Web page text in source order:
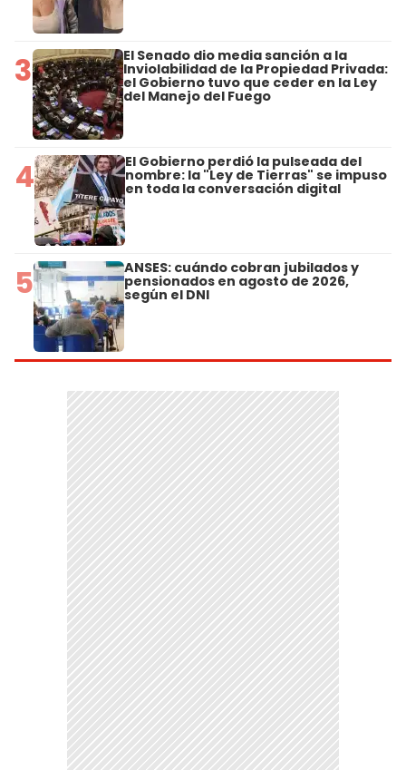
3 El Senado dio media sanción a la
Inviolabilidad de la Propiedad Privada:
el Gobierno tuvo que ceder en la Ley
del Manejo del Fuego
4 El Gobierno perdió la pulseada del
nombre: la "Ley de Tierras" se impuso
en toda la conversación digital
5 ANSES: cuándo cobran jubilados y
pensionados en agosto de 2026,
según el DNI